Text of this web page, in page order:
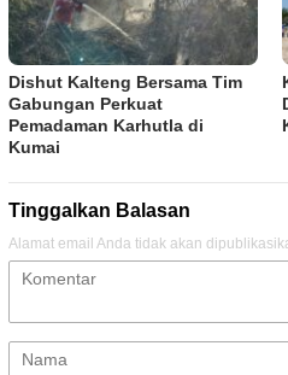
Dishut Kalteng Bersama Tim
Gabungan Perkuat
Pemadaman Karhutla di
Kumai
Tinggalkan Balasan
Alamat email Anda tidak akan